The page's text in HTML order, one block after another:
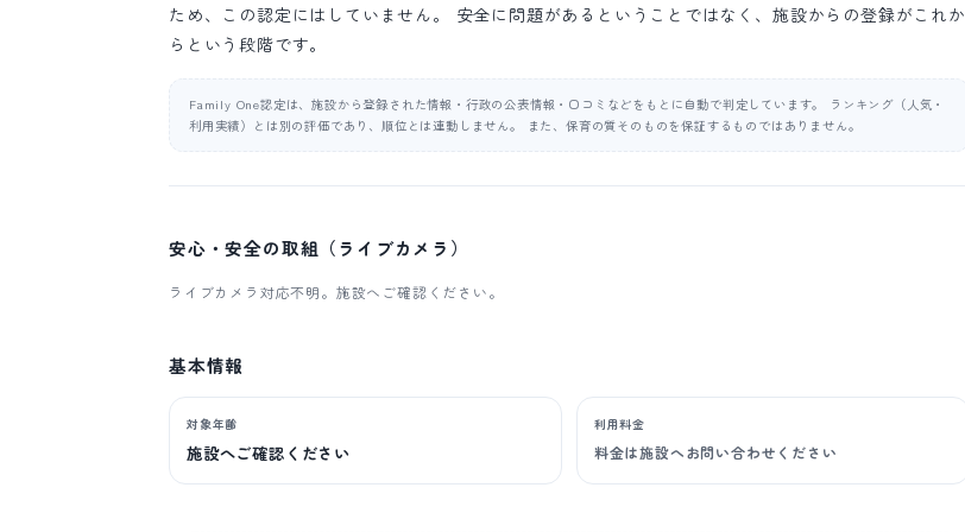
ため、この認定にはしていません。 安全に問題があるということではなく、施設からの登録がこれか
らという段階です。
Family One認定は、施設から登録された情報・行政の公表情報・口コミなどをもとに自動で判定しています。 ランキング（人気・
利用実績）とは別の評価であり、順位とは連動しません。 また、保育の質そのものを保証するものではありません。
安心・安全の取組（ライブカメラ）
ライブカメラ対応不明。施設へご確認ください。
基本情報
対象年齢
施設へご確認ください
利用料金
料金は施設へお問い合わせください